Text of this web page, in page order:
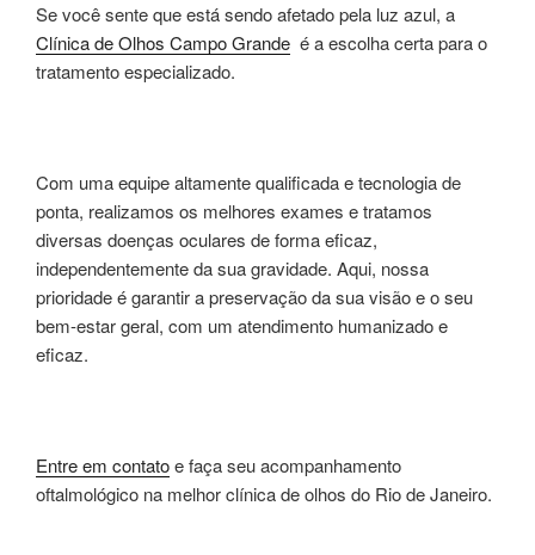
Se você sente que está sendo afetado pela luz azul, a
Clínica de Olhos Campo Grande é a escolha certa para o
tratamento especializado.
Com uma equipe altamente qualificada e tecnologia de
ponta, realizamos os melhores exames e tratamos
diversas doenças oculares de forma eficaz,
independentemente da sua gravidade. Aqui, nossa
prioridade é garantir a preservação da sua visão e o seu
bem-estar geral, com um atendimento humanizado e
eficaz.
Entre em contatoe faça seu acompanhamento
oftalmológico na melhor clínica de olhos do Rio de Janeiro.